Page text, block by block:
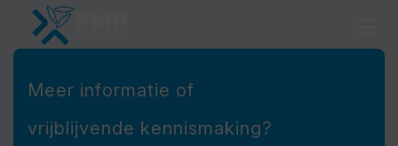
Meer informatie of
vrijblijvende kennismaking?